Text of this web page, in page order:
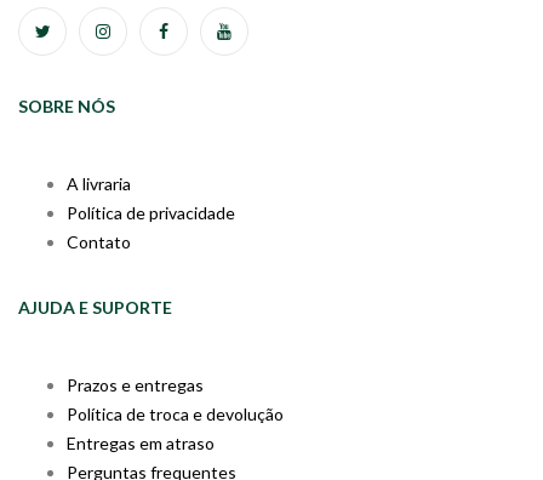
SOBRE NÓS
A livraria
Política de privacidade
Contato
AJUDA E SUPORTE
Prazos e entregas
Política de troca e devolução
Entregas em atraso
Perguntas frequentes